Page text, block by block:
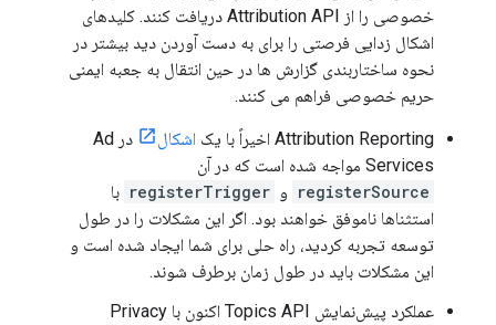
خصوصی را از Attribution API دریافت کنند. کلیدهای
اشکال زدایی فرصتی را برای به دست آوردن دید بیشتر در
نحوه ساختاربندی گزارش ها در حین انتقال به جعبه ایمنی
حریم خصوصی فراهم می کنند.
Attribution Reporting اخیراً با یک اشکال
در Ad
Services مواجه شده است که در آن
registerSource و registerTrigger با
استثناها ناموفق خواهند بود. اگر این مشکلات را در طول
توسعه تجربه کردید، راه حلی برای شما ایجاد شده است و
این مشکلات باید در طول زمان برطرف شوند.
عملکرد پیش‌نمایش Topics API اکنون با Privacy